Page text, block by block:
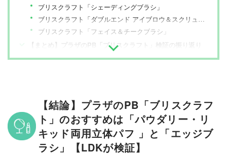
ブリスクラフト「シェーディングブラシ」
ブリスクラフト「ダブルエンド アイブロウ＆スクリューブラシ」
ブリスクラフト「フェイス＆チークブラシ」
【まとめ】プラザのPB「ブリスクラフト」検証の振り返り
【結論】プラザのPB「ブリスクラフ
ト」のおすすめは「パウダリー・リ
キッド両用立体パフ 」と「エッジブ
ラシ」【LDKが検証】